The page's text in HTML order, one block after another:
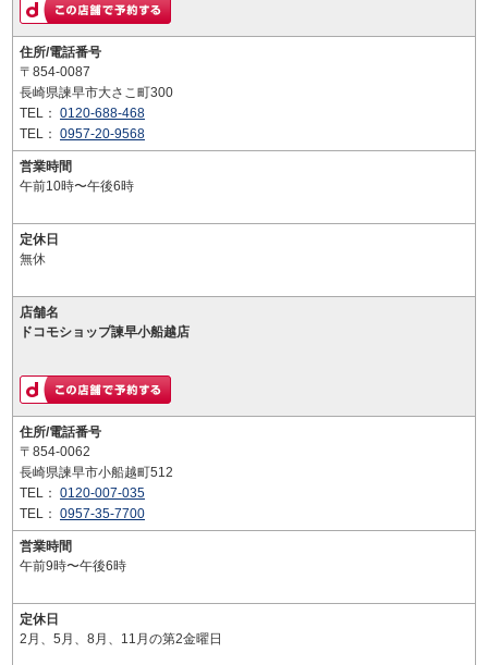
住所/電話番号
〒854-0087
長崎県諫早市大さこ町300
TEL： 0120-688-468
TEL： 0957-20-9568
営業時間
午前10時〜午後6時
定休日
無休
店舗名
ドコモショップ諫早小船越店
住所/電話番号
〒854-0062
長崎県諫早市小船越町512
TEL： 0120-007-035
TEL： 0957-35-7700
営業時間
午前9時〜午後6時
定休日
2月、5月、8月、11月の第2金曜日